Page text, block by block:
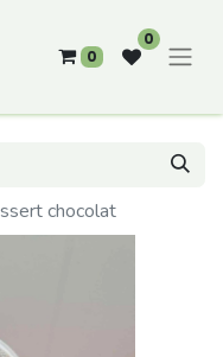
0
0
chocolat